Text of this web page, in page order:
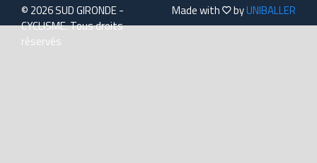
© 2026 SUD GIRONDE -
CYCLISME. Tous droits
réservés
Made with byUNIBALLER